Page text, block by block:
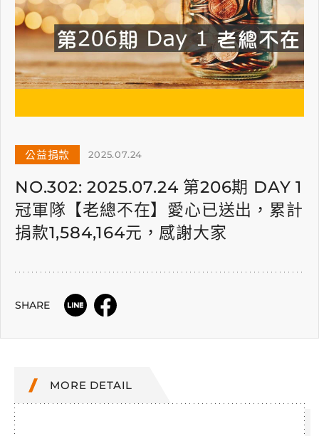
公益捐款 2025.07.24
NO.302: 2025.07.24 第206期 DAY 1
冠軍隊【老總不在】愛心已送出，累計
捐款1,584,164元，感謝大家
SHARE
MORE DETAIL